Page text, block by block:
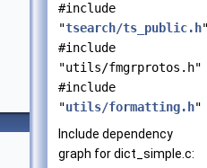
#include
"tsearch/ts_public.h
#include
"utils/fmgrprotos.h"
#include
"utils/formatting.h"
Include dependency
graph for dict_simple.c: